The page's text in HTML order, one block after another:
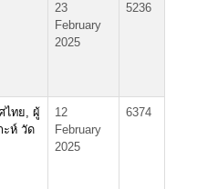
23
February
2025
5236
ไทย, ผู้
ะห์ วัด
12
February
2025
6374